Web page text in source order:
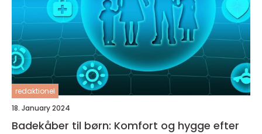
redaktionel
18. January 2024
Badekåber til børn: Komfort og hygge efter